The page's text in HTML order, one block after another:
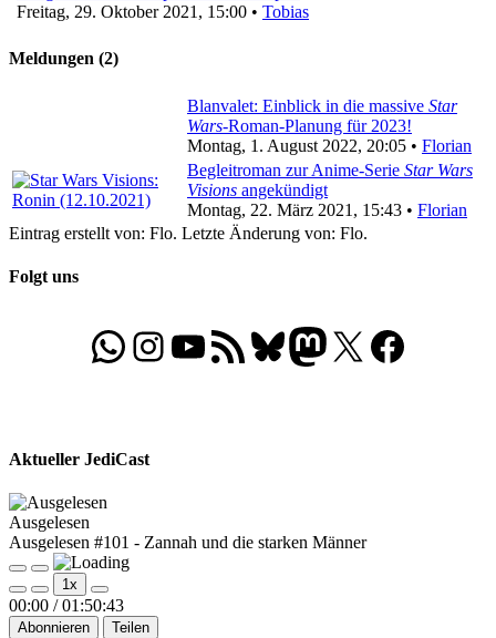
Freitag, 29. Oktober 2021, 15:00 • Tobias
Meldungen (2)
Blanvalet: Einblick in die massive Star
Wars-Roman-Planung für 2023!
Montag, 1. August 2022, 20:05 • Florian
Begleitroman zur Anime-Serie Star Wars
Visions angekündigt
Montag, 22. März 2021, 15:43 • Florian
Eintrag erstellt von: Flo. Letzte Änderung von: Flo.
Folgt uns
WhatsApp
Folgt uns auf Instagram
Besucht unseren YouTube-Kanal
RSS-FeedBluesky
Folgt uns auf Mastodon
X Folgt uns auf
Aktueller JediCast
Ausgelesen
Ausgelesen #101 - Zannah und die starken Männer
Play
Episode
Pause
Episode
1x
00:00 / 01:50:43
Abonnieren Teilen